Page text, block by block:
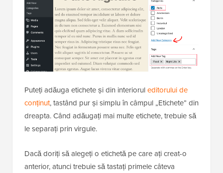
Puteți adăuga etichete și din interioruleditorului de
conținut, tastând pur și simplu în câmpul „Etichete” din
dreapta. Când adăugați mai multe etichete, trebuie să
le separați prin virgule.
Dacă doriți să alegeți o etichetă pe care ați creat-o
anterior, atunci trebuie să tastați primele câteva